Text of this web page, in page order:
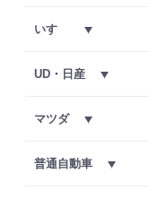
いすゞ
UD・日産
マツダ
普通自動車